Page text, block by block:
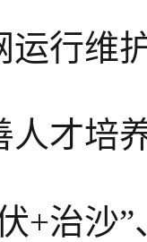
运行维
人才培
+治沙